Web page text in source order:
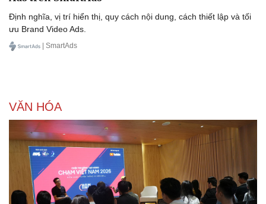
Định nghĩa, vị trí hiển thị, quy cách nội dung, cách thiết lập và tối
ưu Brand Video Ads.
| SmartAds
VĂN HÓA